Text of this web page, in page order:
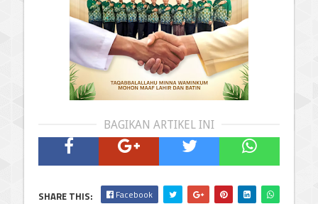
BAGIKAN ARTIKEL INI
SHARE THIS: Facebook